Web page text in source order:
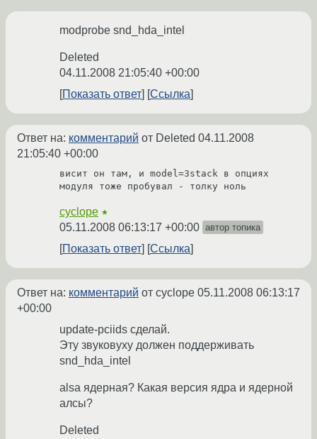
modprobe snd_hda_intel
Deleted
04.11.2008 21:05:40 +00:00
Показать ответ
Ссылка
Ответ на: комментарий от Deleted 04.11.2008
21:05:40 +00:00
висит он там, и model=3stack в опциях
модуля тоже пробувал - толку ноль
cyclope ★
05.11.2008 06:13:17 +00:00 автор топика
Показать ответ Ссылка
Ответ на: комментарий от cyclope 05.11.2008 06:13:17
+00:00
update-pciids сделай.
Эту звуковуху должен поддерживать
snd_hda_intel
alsa ядерная? Какая версия ядра и ядерной
алсы?
Deleted